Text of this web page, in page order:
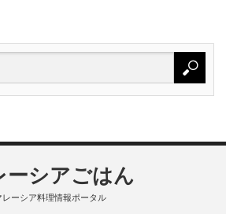
ーシアごはん
レーシア料理情報ポータル